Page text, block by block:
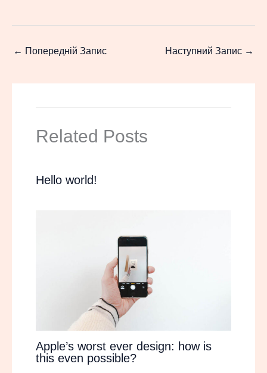
← Попередній Запис Наступний Запис →
Related Posts
Hello world!
Apple’s worst ever design: how is
this even possible?